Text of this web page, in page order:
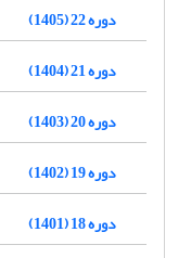
دوره 22 (1405)
دوره 21 (1404)
دوره 20 (1403)
دوره 19 (1402)
دوره 18 (1401)